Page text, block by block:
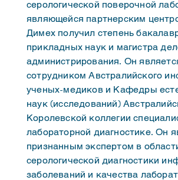
серологической поверочной
являющейся партнерским
Димех получил степень
прикладных наук и магистра
администрирования. Он
сотрудником Австралийского
ученых-медиков и Кафедры
наук (исследований)
Королевской коллегии
лабораторной диагностике. Он
признанным экспертом в
серологической диагностики
заболеваний и качества